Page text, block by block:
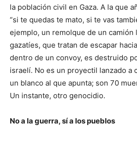
la población civil en Gaza. A la que
“si te quedas te mato, si te vas
ejemplo, un remolque de un camión
gazatíes, que tratan de escapar
dentro de un convoy, es destruido
israelí. No es un proyectil lanzado a
un blanco al que apunta; son 70
Un instante, otro genocidio.
No a la guerra, sí a los pueblos